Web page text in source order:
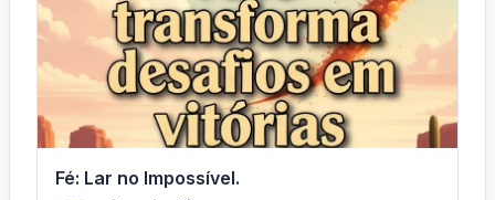
Fé: Lar no Impossível.